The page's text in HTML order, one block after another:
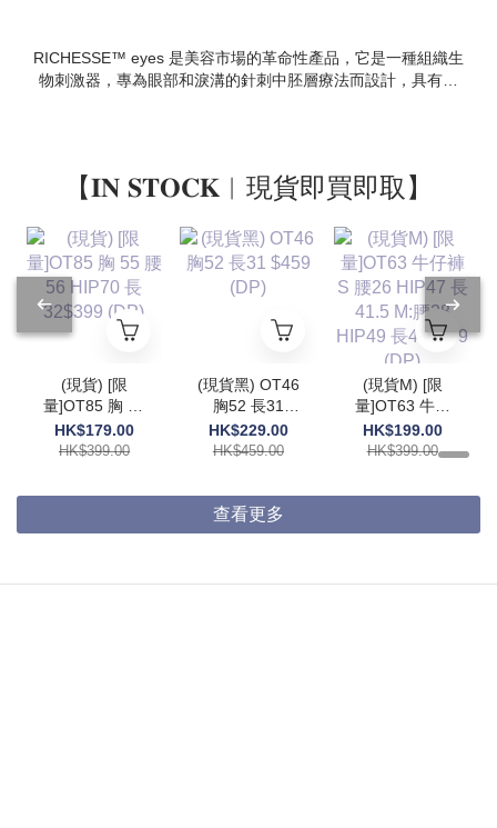
RICHESSE™ eyes 是美容市場的革命性產品，它是一種組織生
物刺激器，專為眼部和淚溝的針刺中胚層療法而設計，具有填
【𝐈𝐍 𝐒𝐓𝐎𝐂𝐊︱現貨即買即取】
(現貨) [限
量]OT85 胸 55
腰56 HIP70 長
32$399 (DP)
HK$179.00
HK$399.00
(現貨黑) OT46
胸52 長31
$459 (DP)
HK$229.00
HK$459.00
(現貨M) [限
量]OT63 牛仔
褲 S 腰26
HIP47 長41.5
HK$199.00
HK$399.00
查看更多